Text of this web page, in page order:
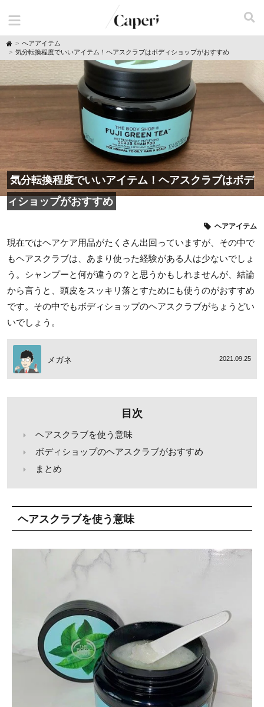
H
o
m
e
ヘアアイテム
気分転換程度でいいアイテム！ヘアスクラブはボディショップがおすすめ
気分転換程度でいいアイテム！ヘアスクラブはボデ
ィショップがおすすめ
ヘアアイテム
現在ではヘアケア用品がたくさん出回っていますが、その中で
もヘアスクラブは、あまり使った経験がある人は少ないでしょ
う。シャンプーと何が違うの？と思うかもしれませんが、結論
から言うと、頭皮をスッキリ落とすためにも使うのがおすすめ
です。その中でもボディショップのヘアスクラブがちょうどい
いでしょう。
メガネ 2021.09.25
目次
ヘアスクラブを使う意味
ボディショップのヘアスクラブがおすすめ
まとめ
ヘアスクラブを使う意味